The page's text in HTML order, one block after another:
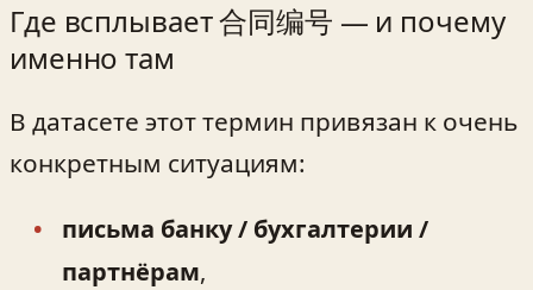
Где всплывает 合同编号 — и почему
именно там
В датасете этот термин привязан к очень
конкретным ситуациям:
письма банку / бухгалтерии /
партнёрам,